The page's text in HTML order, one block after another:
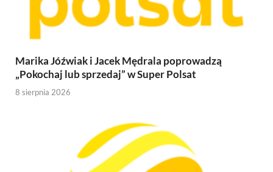
Marika Jóźwiak i Jacek Mędrala poprowadzą
„Pokochaj lub sprzedaj” w Super Polsat
8 sierpnia 2026